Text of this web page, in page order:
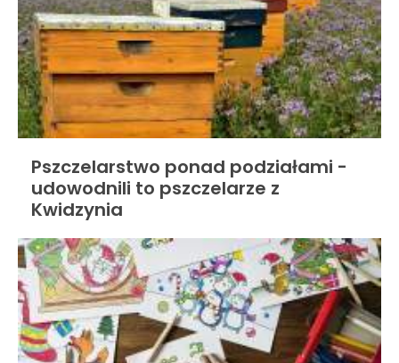
Pszczelarstwo ponad podziałami -
udowodnili to pszczelarze z
Kwidzynia